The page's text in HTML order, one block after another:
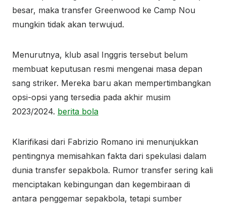
besar, maka transfer Greenwood ke Camp Nou
mungkin tidak akan terwujud.
Menurutnya, klub asal Inggris tersebut belum
membuat keputusan resmi mengenai masa depan
sang striker. Mereka baru akan mempertimbangkan
opsi-opsi yang tersedia pada akhir musim
2023/2024. berita bola
Klarifikasi dari Fabrizio Romano ini menunjukkan
pentingnya memisahkan fakta dari spekulasi dalam
dunia transfer sepakbola. Rumor transfer sering kali
menciptakan kebingungan dan kegembiraan di
antara penggemar sepakbola, tetapi sumber